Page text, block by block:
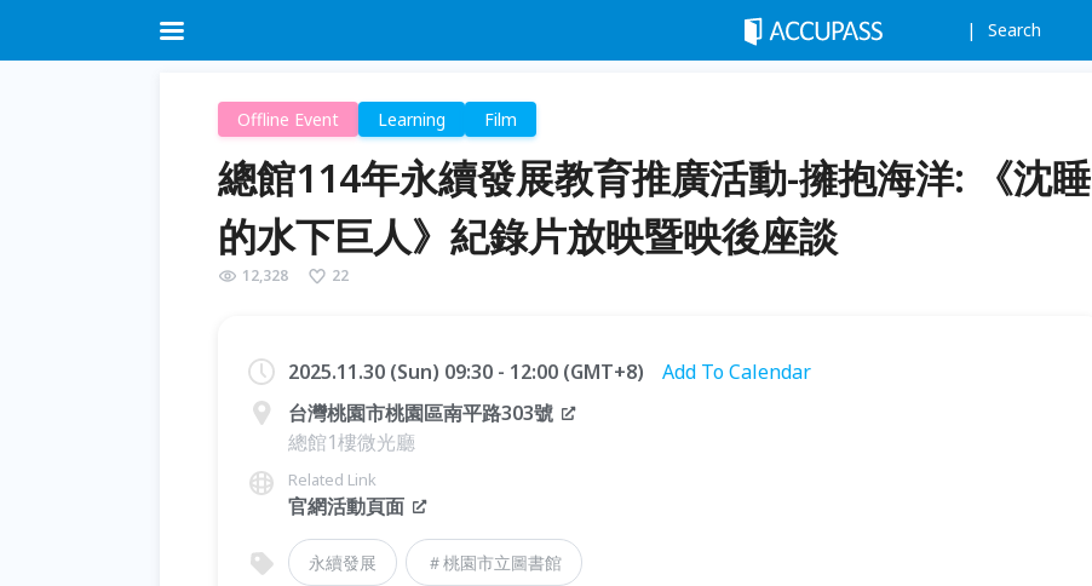
Search
Offline Event Learning Film
總館114年永續發展教育推廣活動-擁抱海洋: 《沈睡
的水下巨人》紀錄片放映暨映後座談
12,328 22
2025.11.30 (Sun) 09:30 - 12:00 (GMT+8)
Add To Calendar
台灣桃園市桃園區南平路303號
總館1樓微光廳
Related Link
官網活動頁面
永續發展 ＃桃園市立圖書館